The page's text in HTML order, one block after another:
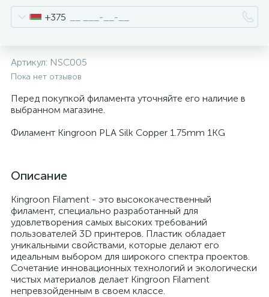
+375
Артикул: NSC005
Пока нет отзывов
Перед покупкой филамента уточняйте его наличие в
выбранном магазине.
Филамент Kingroon PLA Silk Copper 1.75mm 1KG
Описание
Kingroon Filament - это высококачественный
филамент, специально разработанный для
удовлетворения самых высоких требований
пользователей 3D принтеров. Пластик обладает
уникальными свойствами, которые делают его
идеальным выбором для широкого спектра проектов.
Сочетание инновационных технологий и экологически
чистых материалов делает Kingroon Filament
непревзойденным в своем классе.